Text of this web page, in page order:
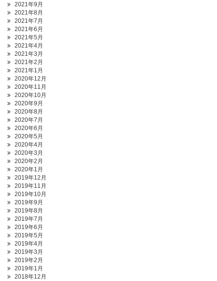
2021年9月
2021年8月
2021年7月
2021年6月
2021年5月
2021年4月
2021年3月
2021年2月
2021年1月
2020年12月
2020年11月
2020年10月
2020年9月
2020年8月
2020年7月
2020年6月
2020年5月
2020年4月
2020年3月
2020年2月
2020年1月
2019年12月
2019年11月
2019年10月
2019年9月
2019年8月
2019年7月
2019年6月
2019年5月
2019年4月
2019年3月
2019年2月
2019年1月
2018年12月